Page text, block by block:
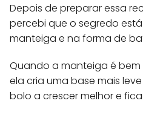
Depois de preparar essa
percebi que o segredo
manteiga e na forma de
Quando a manteiga é
ela cria uma base mais
bolo a crescer melhor e